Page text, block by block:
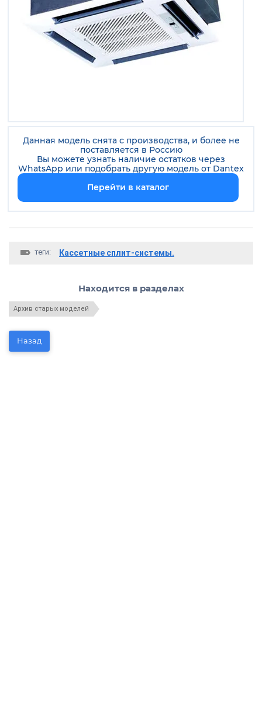
Данная модель снята с производства, и более не
поставляется в Россию
Вы можете узнать наличие остатков через
WhatsApp или подобрать другую модель от Dantex
Перейти в каталог
теги: Кассетные сплит-системы.
Находится в разделах
Архив старых моделей
Назад